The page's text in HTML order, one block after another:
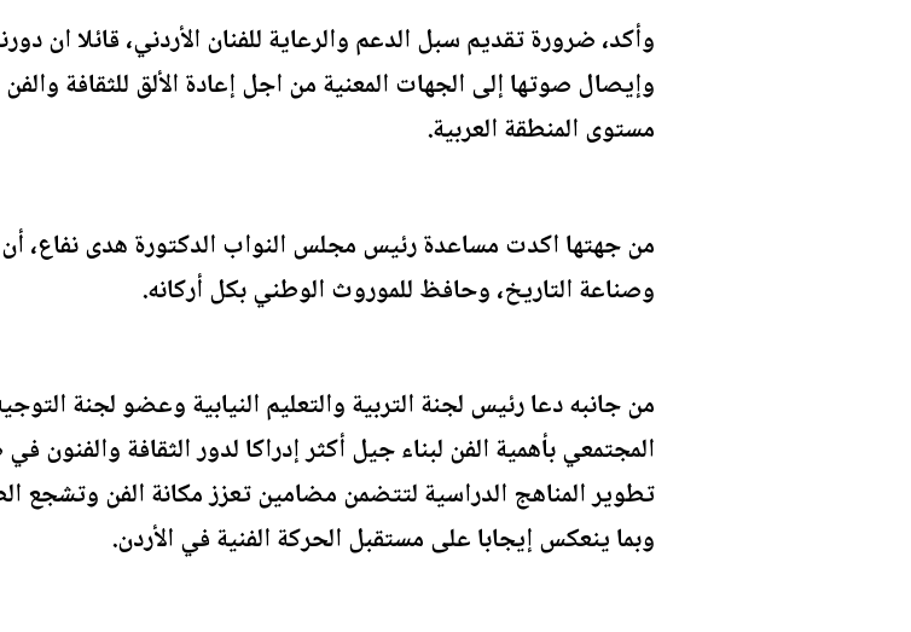
وأكد، ضرورة تقديم سبل الدعم والرعاية للفنان الأردني، قائلا ان
وإيصال صوتها إلى الجهات المعنية من اجل إعادة الألق للثقافة
مستوى المنطقة العربية.
من جهتها اكدت مساعدة رئيس مجلس النواب الدكتورة هدى نفاع، أن
وصناعة التاريخ، وحافظ للموروث الوطني بكل أركانه.
من جانبه دعا رئيس لجنة التربية والتعليم النيابية وعضو لجنة
المجتمعي بأهمية الفن لبناء جيل أكثر إدراكا لدور الثقافة
تطوير المناهج الدراسية لتتضمن مضامين تعزز مكانة الفن وتشجع
وبما ينعكس إيجابا على مستقبل الحركة الفنية في الأردن.